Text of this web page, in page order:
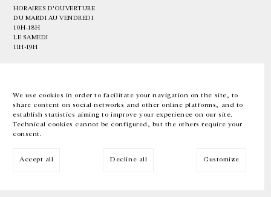
We use cookies in order to facilitate your navigation on the site, to
share content on social networks and other online platforms, and to
establish statistics aiming to improve your experience on our site.
Technical cookies cannot be configured, but the others require your
consent.
Accept all Decline all Customize
HORAIRES D'OUVERTURE
DU MARDI AU VENDREDI
10H-18H
LE SAMEDI
11H-19H
EN FR 中文 Facebook Instagram
Inscrivez-vous à notre newsletter